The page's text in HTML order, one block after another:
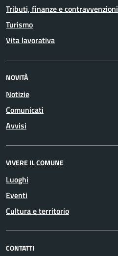
Tributi, finanze e contravvenzioni
Turismo
Vita lavorativa
NOVITÀ
Notizie
Comunicati
Avvisi
VIVERE IL COMUNE
Luoghi
Eventi
Cultura e territorio
CONTATTI